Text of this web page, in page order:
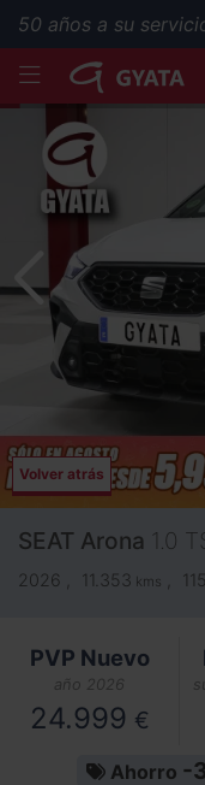
a su servicio
MENÚ
Volver atrás
SEAT Arona 1.0
2026 11.353 kms 115
PVP Nuevo
año 2026
24.999 €
Ahorro -